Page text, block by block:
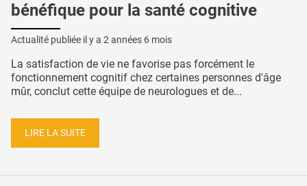
bénéfique pour la santé cognitive
Actualité publiée il y a 2 années 6 mois
La satisfaction de vie ne favorise pas forcément le
fonctionnement cognitif chez certaines personnes d'âge
mûr, conclut cette équipe de neurologues et de...
LIRE LA SUITE